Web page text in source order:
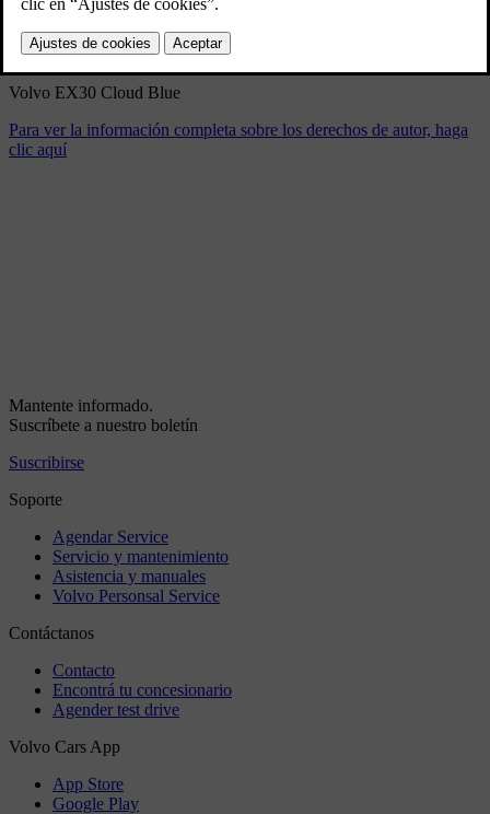
Compartir
Descargar
Volvo EX30 Cloud Blue
Para ver la información completa sobre los derechos de autor, haga
clic aquí